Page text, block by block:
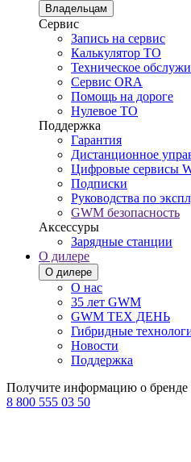
Владельцам
Сервис
Запись на сервис
Калькулятор ТО
Техническое
Сервис ORA
Помощь на дороге
Нулевое ТО
Поддержка
Гарантия
Дистанционное
Цифровые сервисы
Подписки
Руководства по
GWM безопасность
Аксессуры
Зарядные станции
О дилере
О дилере
О нас
35 лет GWM
GWM ТЕХ ДЕНЬ
Гибридные
Новости
Поддержка
Получите информацию о
8 800 555 03 50